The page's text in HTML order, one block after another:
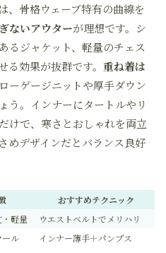
、骨格ウェーブ特有の曲線を
ないアウターが理想です。シ
るジャケット、軽量のチェス
る効果が抜群です。 重ね着は
ーゲージニットや厚手ダウン
う。インナーにタートルやリ
けで、寒さとおしゃれを両立
めデザインだとバランス良好
おすすめテクニック
軽量
ウエストベルトでメリハリ
ール インナー薄手＋パンプス